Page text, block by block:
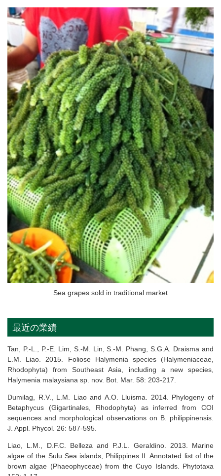
Sea grapes sold in traditional market
最近の業績
Tan, P.-L., P.-E. Lim, S.-M. Lin, S.-M. Phang, S.G.A. Draisma and
L.M. Liao. 2015. Foliose Halymenia species (Halymeniaceae,
Rhodophyta) from Southeast Asia, including a new species,
Halymenia malaysiana sp. nov. Bot. Mar. 58: 203-217.
Dumilag, R.V., L.M. Liao and A.O. Lluisma. 2014. Phylogeny of
Betaphycus (Gigartinales, Rhodophyta) as inferred from COI
sequences and morphological observations on B. philippinensis.
J. Appl. Phycol. 26: 587-595.
Liao, L.M., D.F.C. Belleza and P.J.L. Geraldino. 2013. Marine
algae of the Sulu Sea islands, Philippines II. Annotated list of the
brown algae (Phaeophyceae) from the Cuyo Islands. Phytotaxa